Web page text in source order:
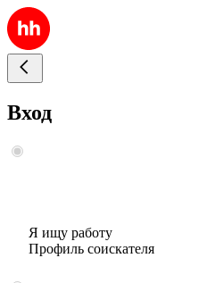
Вход
Я ищу работу
Профиль соискателя